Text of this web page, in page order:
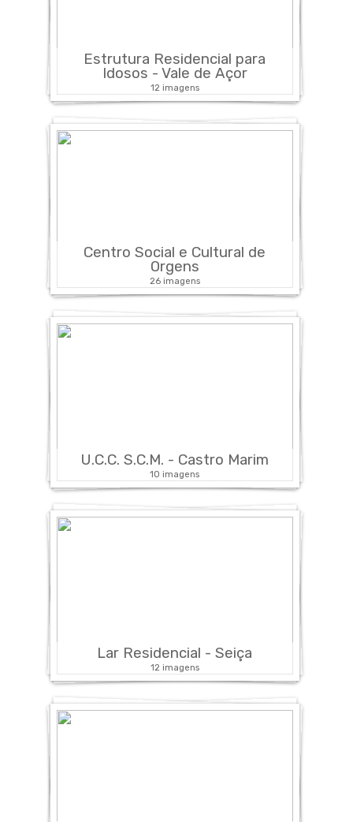
Estrutura Residencial para
Idosos - Vale de Açor
12 imagens
Centro Social e Cultural de
Orgens
26 imagens
U.C.C. S.C.M. - Castro Marim
10 imagens
Lar Residencial - Seiça
12 imagens